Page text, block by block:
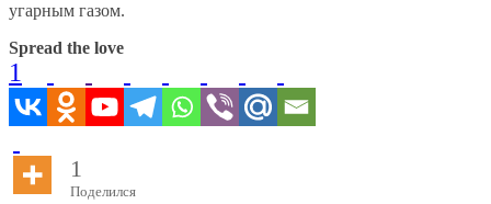
угарным газом.
Spread the love
1
1
Поделился